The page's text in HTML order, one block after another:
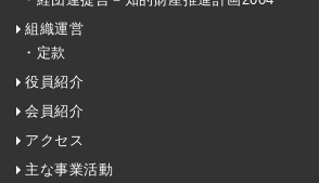
組織運営
・定款
役員紹介
会員紹介
アクセス
主な事業活動